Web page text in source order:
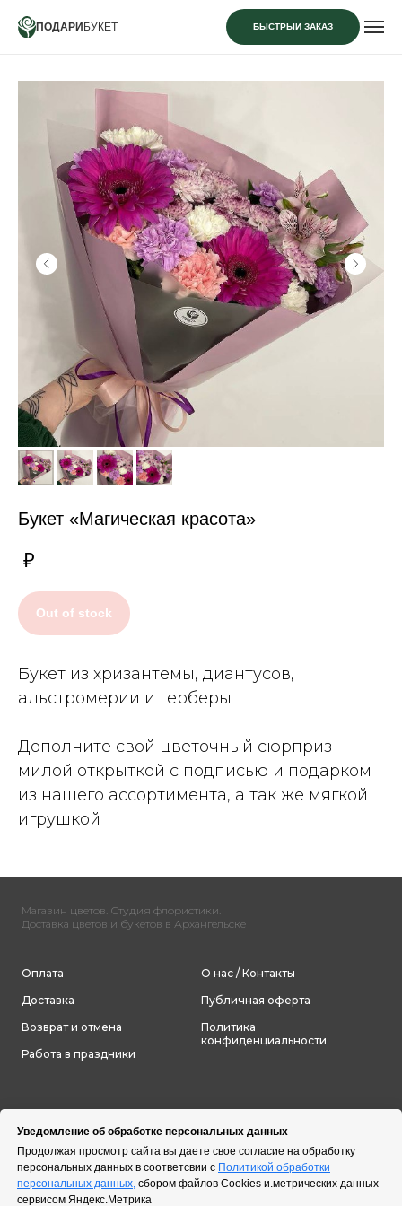
ПОДАРИ БУКЕТ БЫСТРЫЙ ЗАКАЗ
Уведомление об обработке персональных данных
Продолжая просмотр сайта вы даете свое согласие на обработку
персональных данных в соответсвии с Политикой обработки
персональных данных, сбором файлов Cookies и.метрических данных
сервисом Яндекс.Метрика
Букет «Магическая красота»
₽
Out of stock
Букет из хризантемы, диантусов,
альстромерии и герберы
Дополните свой цветочный сюрприз
милой открыткой с подписью и подарком
из нашего ассортимента, а так же мягкой
игрушкой
Магазин цветов. Студия флористики.
Доставка цветов и букетов в Архангельске
Оплата
Доставка
Возврат и отмена
Работа в праздники
О нас / Контакты
Публичная оферта
Политика
конфиденциальности